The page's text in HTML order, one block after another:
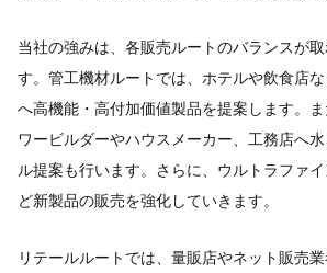
当社の強みは、各販売ルートのバランスが
す。管工機材ルートでは、ホテルや飲食店
へ高機能・高付加価値製品を提案します。
ワービルダーやハウスメーカー、工務店へ
ル提案も行います。さらに、ウルトラファ
ど新製品の販売を強化していきます。
リテールルートでは、量販店やネット販売